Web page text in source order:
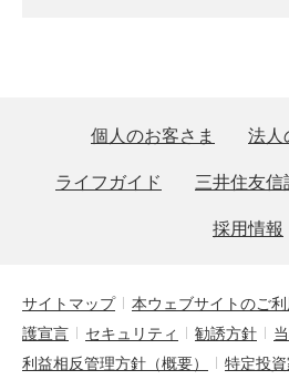
個人のお客さま
法人
ライフガイド
三井住友信
採用情報
サイトマップ 本ウェブサイトのご
護宣言
セキュリティ 勧誘方針
利益相反管理方針（概要）
特定投